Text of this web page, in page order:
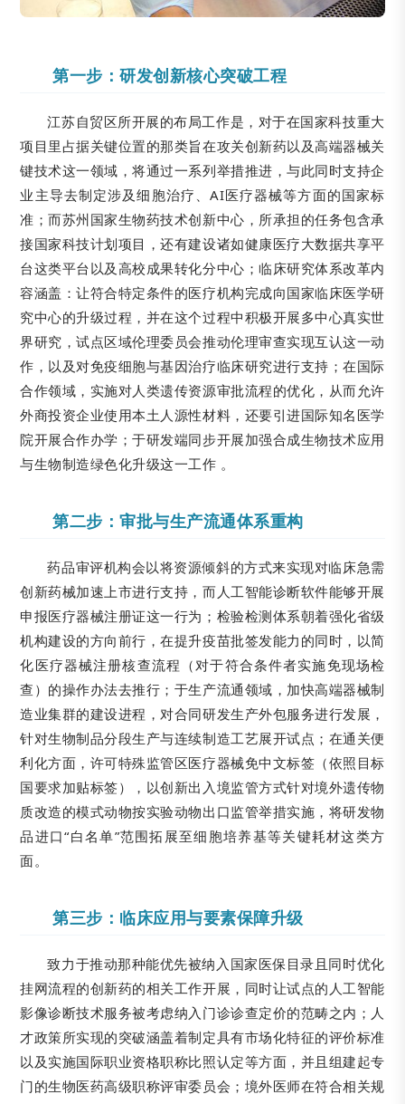
第一步：研发创新核心突破工程
江苏自贸区所开展的布局工作是，对于在国家科技重大
项目里占据关键位置的那类旨在攻关创新药以及高端器械关
键技术这一领域，将通过一系列举措推进，与此同时支持企
业主导去制定涉及细胞治疗、AI医疗器械等方面的国家标
准；而苏州国家生物药技术创新中心，所承担的任务包含承
接国家科技计划项目，还有建设诸如健康医疗大数据共享平
台这类平台以及高校成果转化分中心；临床研究体系改革内
容涵盖：让符合特定条件的医疗机构完成向国家临床医学研
究中心的升级过程，并在这个过程中积极开展多中心真实世
界研究，试点区域伦理委员会推动伦理审查实现互认这一动
作，以及对免疫细胞与基因治疗临床研究进行支持；在国际
合作领域，实施对人类遗传资源审批流程的优化，从而允许
外商投资企业使用本土人源性材料，还要引进国际知名医学
院开展合作办学；于研发端同步开展加强合成生物技术应用
与生物制造绿色化升级这一工作 。
第二步：审批与生产流通体系重构
药品审评机构会以将资源倾斜的方式来实现对临床急需
创新药械加速上市进行支持，而人工智能诊断软件能够开展
申报医疗器械注册证这一行为；检验检测体系朝着强化省级
机构建设的方向前行，在提升疫苗批签发能力的同时，以简
化医疗器械注册核查流程（对于符合条件者实施免现场检
查）的操作办法去推行；于生产流通领域，加快高端器械制
造业集群的建设进程，对合同研发生产外包服务进行发展，
针对生物制品分段生产与连续制造工艺展开试点；在通关便
利化方面，许可特殊监管区医疗器械免中文标签（依照目标
国要求加贴标签），以创新出入境监管方式针对境外遗传物
质改造的模式动物按实验动物出口监管举措实施，将研发物
品进口“白名单”范围拓展至细胞培养基等关键耗材这类方
面。
第三步：临床应用与要素保障升级
致力于推动那种能优先被纳入国家医保目录且同时优化
挂网流程的创新药的相关工作开展，同时让试点的人工智能
影像诊断技术服务被考虑纳入门诊诊查定价的范畴之内；人
才政策所实现的突破涵盖着制定具有市场化特征的评价标准
以及实施国际职业资格职称比照认定等方面，并且组建起专
门的生物医药高级职称评审委员会；境外医师在符合相关规